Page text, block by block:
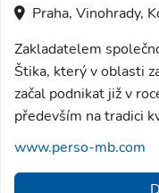
Praha, Vinohrady,
Zakladatelem
Štika, který v oblasti
začal podnikat již v
především na tradici
www.perso-mb.com